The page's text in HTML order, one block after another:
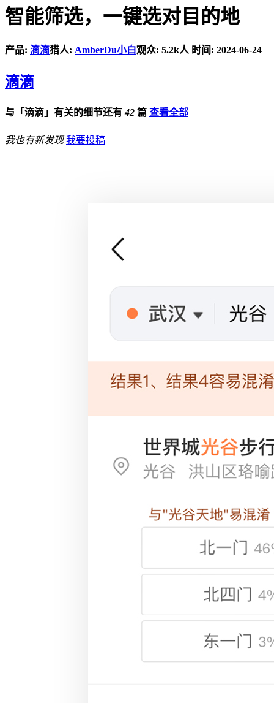
智能筛选，一键选对目的地
产品: 滴滴猎人: AmberDu小白观众: 5.2k人 时间: 2024-06-24
滴滴
与「滴滴」有关的细节还有42 篇 查看全部
我也有新发现 我要投稿